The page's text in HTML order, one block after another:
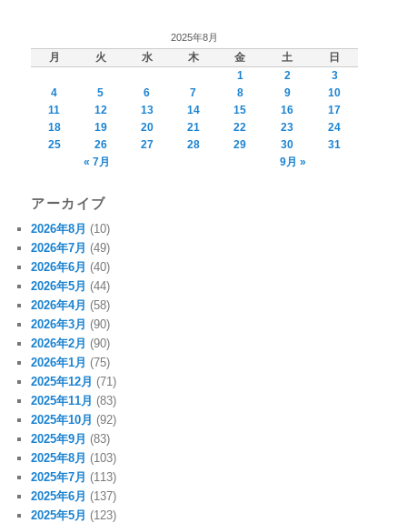
2025年8月
月 火 水 木 金 土
日
1
2
3
4
5 6 7 8 9
10
11
12 13 14 15 16
17
18
19 20 21 22 23
24
25
26 27 28 29 30
31
« 7月
9月 »
アーカイブ
2026年8月 (10)
2026年7月 (49)
2026年6月 (40)
2026年5月 (44)
2026年4月 (58)
2026年3月 (90)
2026年2月 (90)
2026年1月 (75)
2025年12月 (71)
2025年11月 (83)
2025年10月 (92)
2025年9月 (83)
2025年8月 (103)
2025年7月 (113)
2025年6月 (137)
2025年5月 (123)